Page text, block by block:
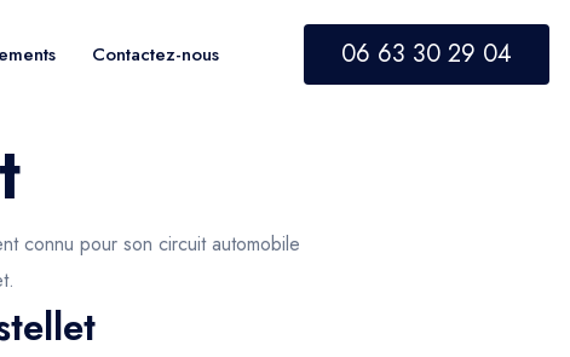
Contactez-nous 06 63 30 29 04
connu pour son circuit automobile